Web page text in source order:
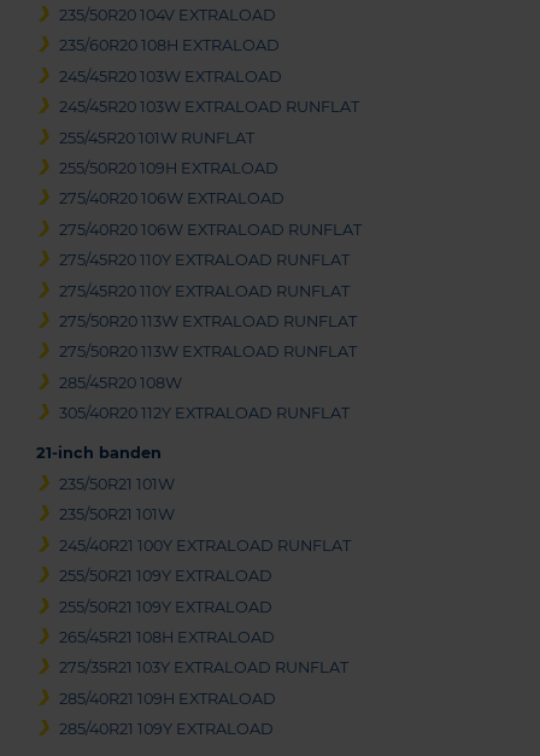
235/50R20 104V EXTRALOAD
235/60R20 108H EXTRALOAD
245/45R20 103W EXTRALOAD
245/45R20 103W EXTRALOAD RUNFLAT
255/45R20 101W RUNFLAT
255/50R20 109H EXTRALOAD
275/40R20 106W EXTRALOAD
275/40R20 106W EXTRALOAD RUNFLAT
275/45R20 110Y EXTRALOAD RUNFLAT
275/45R20 110Y EXTRALOAD RUNFLAT
275/50R20 113W EXTRALOAD RUNFLAT
275/50R20 113W EXTRALOAD RUNFLAT
285/45R20 108W
305/40R20 112Y EXTRALOAD RUNFLAT
21-inch banden
235/50R21 101W
235/50R21 101W
245/40R21 100Y EXTRALOAD RUNFLAT
255/50R21 109Y EXTRALOAD
255/50R21 109Y EXTRALOAD
265/45R21 108H EXTRALOAD
275/35R21 103Y EXTRALOAD RUNFLAT
285/40R21 109H EXTRALOAD
285/40R21 109Y EXTRALOAD